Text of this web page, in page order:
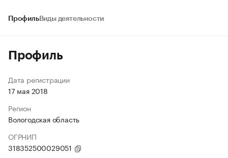
ПрофильВиды деятельности
Профиль
Дата регистрации
17 мая 2018
Регион
Вологодская область
ОГРНИП
318352500029051